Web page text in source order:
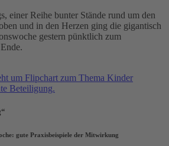
einer Reihe bunter Stände rund um den
und in den Herzen ging die gigantisch
gestern pünktlich zum
gute Praxisbeispiele der Mitwirkung